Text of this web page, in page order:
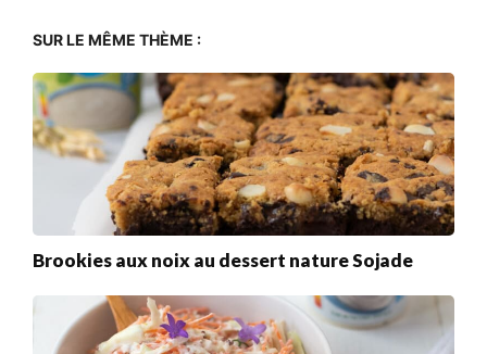
SUR LE MÊME THÈME :
Brookies aux noix au dessert nature Sojade